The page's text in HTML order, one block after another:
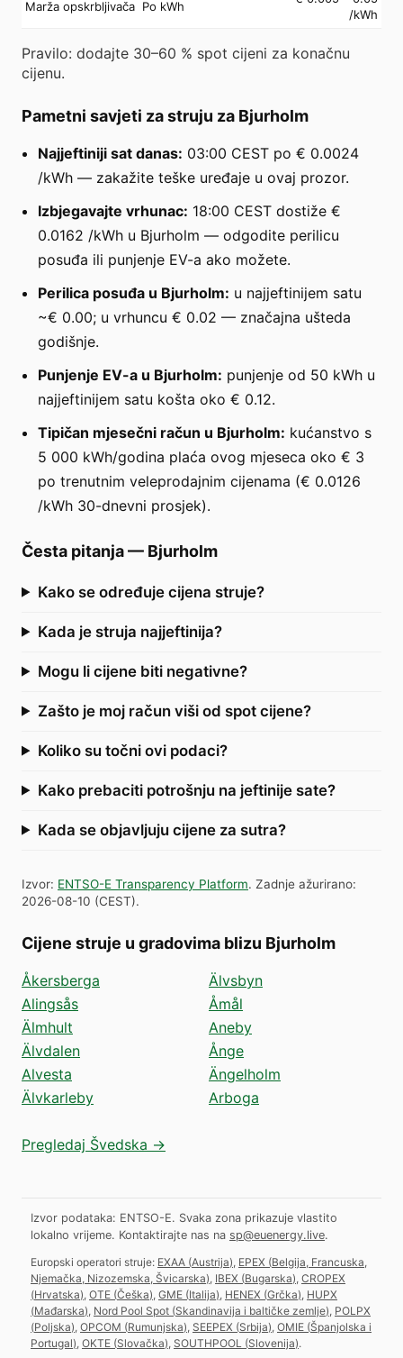
Marža opskrbljivača Po kWh
/kWh
Pravilo: dodajte 30–60 % spot cijeni za konačnu
cijenu.
Pametni savjeti za struju za Bjurholm
Najjeftiniji sat danas: 03:00 CEST po € 0.0024
/kWh — zakažite teške uređaje u ovaj prozor.
Izbjegavajte vrhunac: 18:00 CEST dostiže €
0.0162 /kWh u Bjurholm — odgodite perilicu
posuđa ili punjenje EV-a ako možete.
Perilica posuđa u Bjurholm: u najjeftinijem satu
~€ 0.00; u vrhuncu € 0.02 — značajna ušteda
godišnje.
Punjenje EV-a u Bjurholm: punjenje od 50 kWh u
najjeftinijem satu košta oko € 0.12.
Tipičan mjesečni račun u Bjurholm: kućanstvo s
5 000 kWh/godina plaća ovog mjeseca oko € 3
po trenutnim veleprodajnim cijenama (€ 0.0126
/kWh 30-dnevni prosjek).
Česta pitanja— Bjurholm
Kako se određuje cijena struje?
Kada je struja najjeftinija?
Mogu li cijene biti negativne?
Zašto je moj račun viši od spot cijene?
Koliko su točni ovi podaci?
Kako prebaciti potrošnju na jeftinije sate?
Kada se objavljuju cijene za sutra?
Izvor: ENTSO-E Transparency Platform. Zadnje ažurirano:
2026-08-10 (CEST).
Cijene struje u gradovima blizu Bjurholm
Åkersberga
Alingsås
Älmhult
Älvdalen
Alvesta
Älvkarleby
Älvsbyn
Åmål
Aneby
Ånge
Ängelholm
Arboga
Pregledaj Švedska →
Izvor podataka: ENTSO-E. Svaka zona prikazuje vlastito
lokalno vrijeme. Kontaktirajte nas na sp@euenergy.live.
Europski operatori struje: EXAA (Austrija) EPEX (Belgija, Francuska,
Njemačka, Nizozemska, Švicarska) IBEX (Bugarska) CROPEX
(Hrvatska) OTE (Češka) GME (Italija) HENEX (Grčka) HUPX
(Mađarska) Nord Pool Spot (Skandinavija i baltičke zemlje) POLPX
(Poljska) OPCOM (Rumunjska) SEEPEX (Srbija) OMIE (Španjolska i
Portugal) OKTE (Slovačka) SOUTHPOOL (Slovenija).